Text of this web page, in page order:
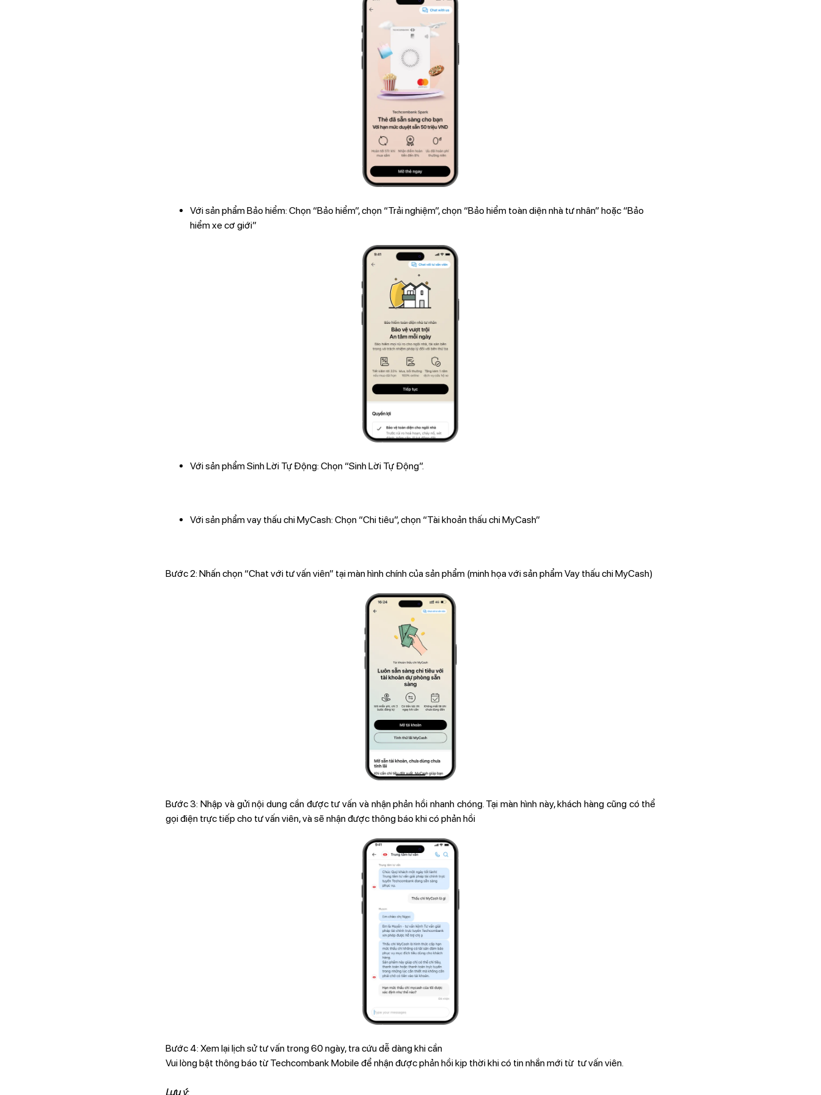
Với sản phẩm Bảo hiểm: Chọn “Bảo hiểm”, chọn “Trải nghiệm”, chọn “Bảo hiểm toàn diện nhà tư nhân” hoặc “Bảo
hiểm xe cơ giới”
Với sản phẩm Sinh Lời Tự Động: Chọn “Sinh Lời Tự Động”.
Với sản phẩm vay thấu chi MyCash: Chọn “Chi tiêu”, chọn “Tài khoản thấu chi MyCash”
Bước 2: Nhấn chọn “Chat với tư vấn viên” tại màn hình chính của sản phẩm (minh họa với sản phẩm Vay thấu chi MyCash)
Bước 3: Nhập và gửi nội dung cần được tư vấn và nhận phản hồi nhanh chóng. Tại màn hình này, khách hàng cũng có thể
gọi điện trực tiếp cho tư vấn viên, và sẽ nhận được thông báo khi có phản hồi
Bước 4: Xem lại lịch sử tư vấn trong 60 ngày, tra cứu dễ dàng khi cần
Vui lòng bật thông báo từ Techcombank Mobile để nhận được phản hồi kịp thời khi có tin nhắn mới từ tư vấn viên.
Lưu ý: